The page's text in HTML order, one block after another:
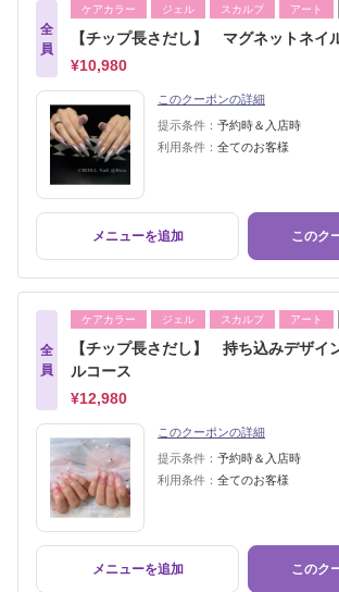
全
員
ケアカラー ジェル スカルプ アート
【チップ長さだし】 マグネットネイ
¥10,980
このクーポンの詳細
提示条件： 予約時＆入店時
利用条件： 全てのお客様
メニューを追加 このク
全
員
ケアカラー ジェル スカルプ アート
【チップ長さだし】 持ち込みデザ
ルコース
¥12,980
このクーポンの詳細
提示条件： 予約時＆入店時
利用条件： 全てのお客様
メニューを追加 このク